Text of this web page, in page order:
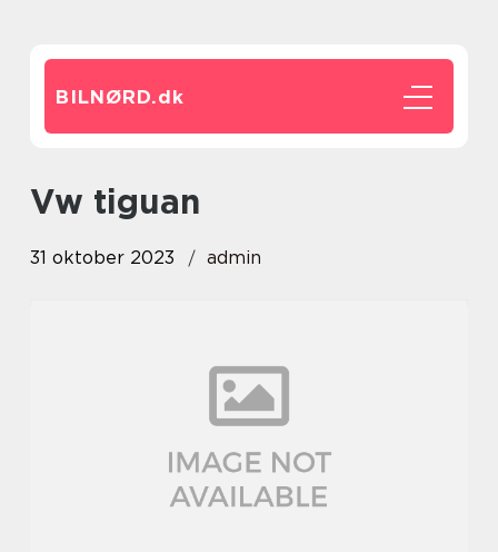
BILNØRD.dk
vw tiguan
31 oktober 2023 admin